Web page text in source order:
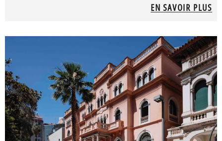
EN SAVOIR PLUS